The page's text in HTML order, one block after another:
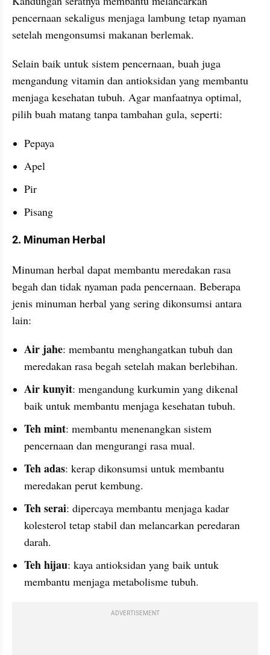
pencernaan sekaligus menjaga lambung tetap nyaman
setelah mengonsumsi makanan berlemak.
Selain baik untuk sistem pencernaan, buah juga
mengandung vitamin dan antioksidan yang membantu
menjaga kesehatan tubuh. Agar manfaatnya optimal,
pilih buah matang tanpa tambahan gula, seperti:
Pepaya
Apel
Pir
Pisang
2. Minuman Herbal
Minuman herbal dapat membantu meredakan rasa
begah dan tidak nyaman pada pencernaan. Beberapa
jenis minuman herbal yang sering dikonsumsi antara
lain:
Air jahe: membantu menghangatkan tubuh dan
meredakan rasa begah setelah makan berlebihan.
Air kunyit: mengandung kurkumin yang dikenal
baik untuk membantu menjaga kesehatan tubuh.
Teh mint: membantu menenangkan sistem
pencernaan dan mengurangi rasa mual.
Teh adas: kerap dikonsumsi untuk membantu
meredakan perut kembung.
Teh serai: dipercaya membantu menjaga kadar
kolesterol tetap stabil dan melancarkan peredaran
darah.
Teh hijau: kaya antioksidan yang baik untuk
membantu menjaga metabolisme tubuh.
ADVERTISEMENT